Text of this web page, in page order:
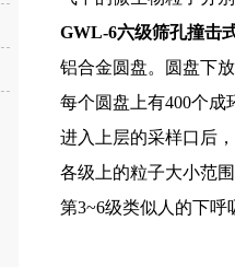
GWL-6六级筛孔撞击
铝合金圆盘。圆盘下
每个圆盘上有400个成
进入上层的采样口后
各级上的粒子大小范
第3~6级类似人的下